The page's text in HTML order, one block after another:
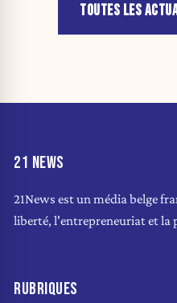
TOUTES LES
21 NEWS
21News est un média belge
liberté, l'entrepreneuriat et la
RUBRIQUES